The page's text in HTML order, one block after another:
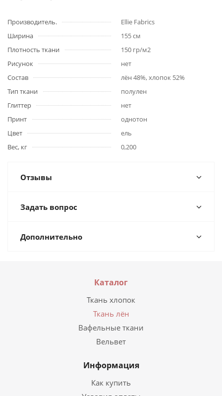
Производитель.
Ellie Fabrics
Ширина
155 cм
Плотность ткани
150 гр/м2
Рисунок
нет
Состав
лён 48%, хлопок 52%
Тип ткани
полулен
Глиттер
нет
Принт
однотон
Цвет
ель
Вес, кг
0,200
Отзывы
Задать вопрос
Дополнительно
Каталог
Ткань хлопок
Ткань лён
Вафельные ткани
Вельвет
Информация
Как купить